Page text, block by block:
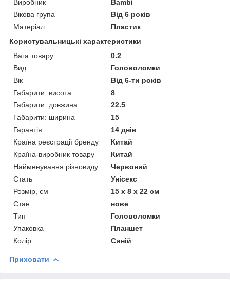
Виробник
Bambi
Вікова група
Від 6 років
Матеріал
Пластик
Користувальницькі характеристики
Вага товару
0.2
Вид
Головоломки
Вік
Від 6-ти років
Габарити: висота
8
Габарити: довжина
22.5
Габарити: ширина
15
Гарантія
14 днів
Країна реєстрації бренду
Китай
Країна-виробник товару
Китай
Найменування різновиду
Червоний
Стать
Унісекс
Розмір, см
15 х 8 х 22 см
Стан
нове
Тип
Головоломки
Упаковка
Планшет
Колір
Синій
Приховати